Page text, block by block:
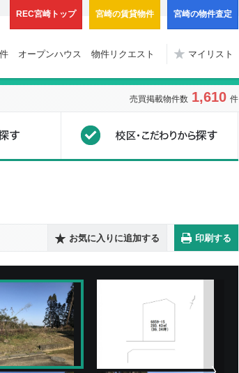
REC宮崎トップ 宮崎の賃貸物件 宮崎の物件査定
オープンハウス 物件リクエスト マイリスト
売買掲載物件数 1,610 件
お気に入りに追加する 印刷する